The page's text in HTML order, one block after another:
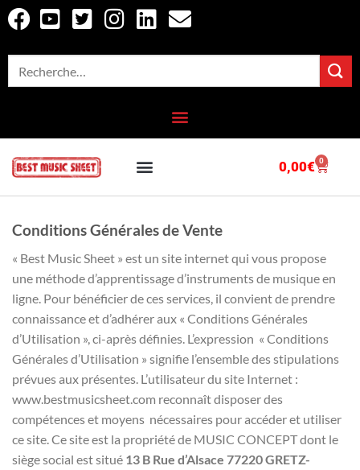
0,00€ 0
Conditions Générales de Vente
« Best Music Sheet » est un site internet qui vous propose
une méthode d’apprentissage d’instruments de musique en
ligne. Pour bénéficier de ces services, il convient de prendre
connaissance et d’adhérer aux « Conditions Générales
d’Utilisation », ci-après définies. L’expression « Conditions
Générales d’Utilisation » signifie l’ensemble des stipulations
prévues aux présentes. L’utilisateur du site Internet :
www.bestmusicsheet.com reconnaît disposer des
compétences et moyens nécessaires pour accéder et utiliser
ce site. Ce site est la propriété de MUSIC CONCEPT dont le
siège social est situé 13 B Rue d’Alsace 77220 GRETZ-